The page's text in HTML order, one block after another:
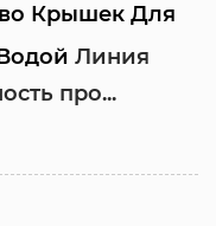
Крышек Для
Линия
про...